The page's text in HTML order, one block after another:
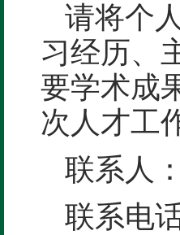
请将个
习经历、
要学术成
次人才工
联系人
联系电